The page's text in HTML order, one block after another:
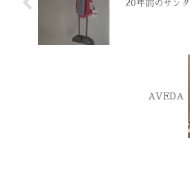
20年前のサンタ
AVEDA